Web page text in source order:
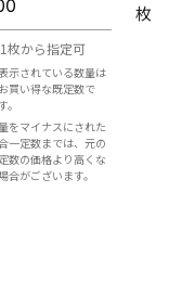
から指定可
示されている数量は
買い得な既定数で
。
をマイナスにされた
一定数までは、元の
数の価格より高くな
合がございます。
枚